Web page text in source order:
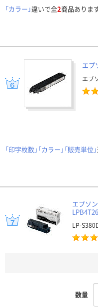
「カラー」違いで全2商品ありま
エプ
エプ
「印字枚数」「カラー」「販売単位」
エプソ
LP-
数量